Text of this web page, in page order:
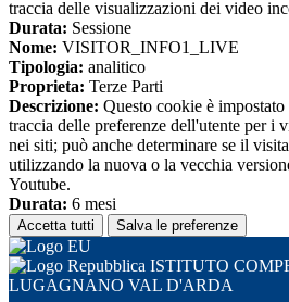
traccia delle visualizzazioni dei video
Durata: Sessione
Nome: VISITOR_INFO1_LIVE
Tipologia: analitico
Proprieta: Terze Parti
Descrizione: Questo cookie è
traccia delle preferenze dell'utente per i
nei siti; può anche determinare se il
utilizzando la nuova o la vecchia
Youtube.
Durata: 6 mesi
Accetta tutti Salva le preferenze
ISTITUTO
LUGAGNANO VAL D'ARDA